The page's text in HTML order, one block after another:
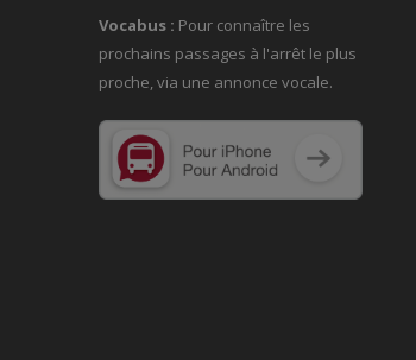
Vocabus : Pour connaître les
prochains passages à l'arrêt le plus
proche, via une annonce vocale.